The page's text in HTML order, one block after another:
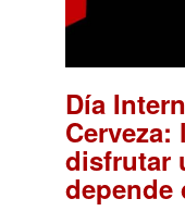
Día
Cerveza:
disfrutar
depende